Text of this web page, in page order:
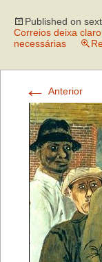
Published on
Correios deixa
necessárias
← Anterior